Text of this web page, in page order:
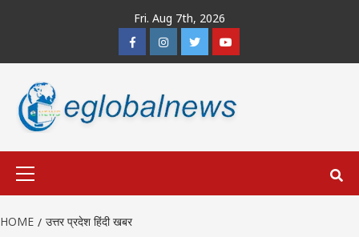
Fri. Aug 7th, 2026
FacebookInstagramTwitterYoutube
HOME उत्तर प्रदेश हिंदी खबर